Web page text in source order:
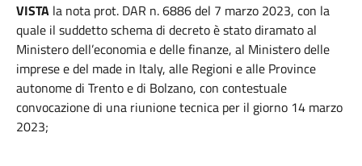
VISTA la nota prot. DAR n. 6886 del 7 marzo 2023, con la
quale il suddetto schema di decreto è stato diramato al
Ministero dell’economia e delle finanze, al Ministero delle
imprese e del made in Italy, alle Regioni e alle Province
autonome di Trento e di Bolzano, con contestuale
convocazione di una riunione tecnica per il giorno 14 marzo
2023;